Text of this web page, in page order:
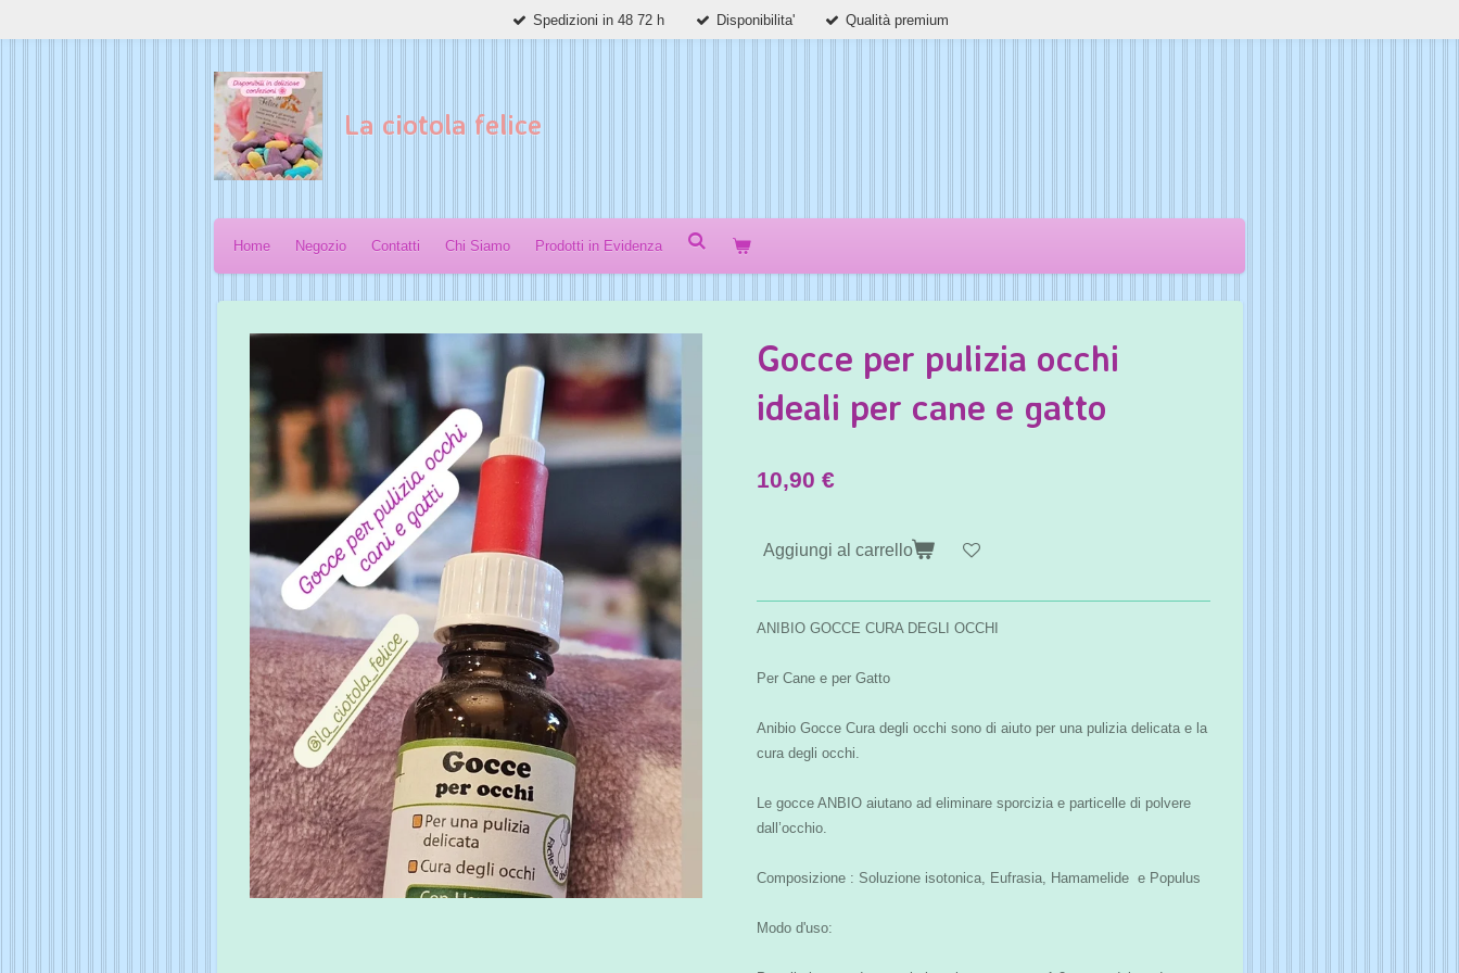
Spedizioni in 48 72 h Disponibilita' Qualità premium
La ciotola felice
Home Negozio Contatti Chi Siamo Prodotti in Evidenza
Gocce per pulizia occhi
ideali per cane e gatto
10,90 €
Aggiungi al carrello
ANIBIO GOCCE CURA DEGLI OCCHI
Per Cane e per Gatto
Anibio Gocce Cura degli occhi sono di aiuto per una pulizia delicata e la
cura degli occhi.
Le gocce ANBIO aiutano ad eliminare sporcizia e particelle di polvere
dall’occhio.
Composizione : Soluzione isotonica, Eufrasia, Hamamelide e Populus
Modo d'uso: